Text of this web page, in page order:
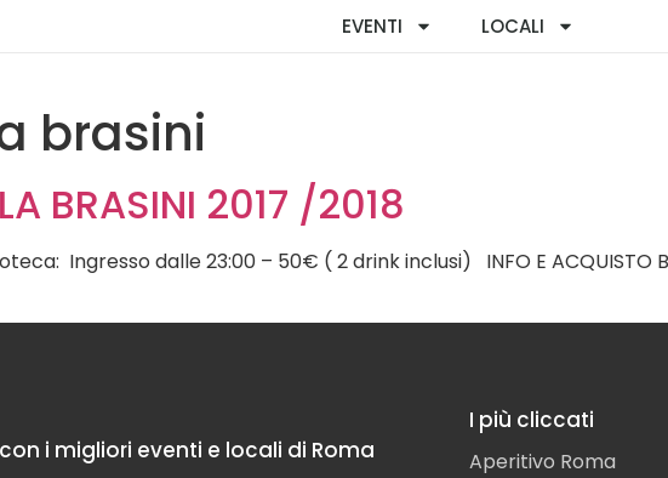
EVENTI LOCALI
brasini
BRASINI 2017 /2018
Ingresso dalle 23:00 – 50€ ( 2 drink inclusi) INFO E ACQUISTO
i migliori eventi e locali di Roma
I più cliccati
Aperitivo Roma